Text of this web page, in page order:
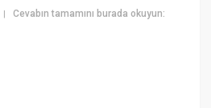
|Cevabın tamamını burada okuyun: